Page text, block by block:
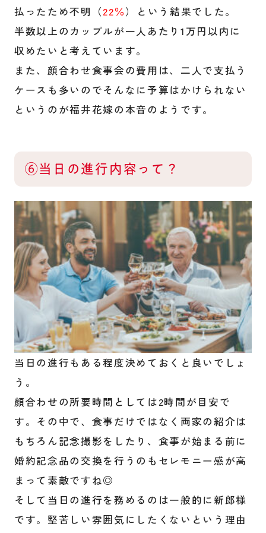
払ったため不明（22％）という結果でした。
半数以上のカップルが一人あたり1万円以内に
収めたいと考えています。
また、顔合わせ食事会の費用は、二人で支払う
ケースも多いのでそんなに予算はかけられない
というのが福井花嫁の本音のようです。
⑥当日の進行内容って？
当日の進行もある程度決めておくと良いでしょ
う。
顔合わせの所要時間としては2時間が目安で
す。その中で、食事だけではなく両家の紹介は
もちろん記念撮影をしたり、食事が始まる前に
婚約記念品の交換を行うのもセレモニー感が高
まって素敵ですね◎
そして当日の進行を務めるのは一般的に新郎様
です。堅苦しい雰囲気にしたくないという理由